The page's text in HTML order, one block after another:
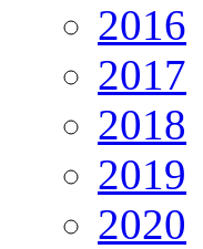
2016
2017
2018
2019
2020